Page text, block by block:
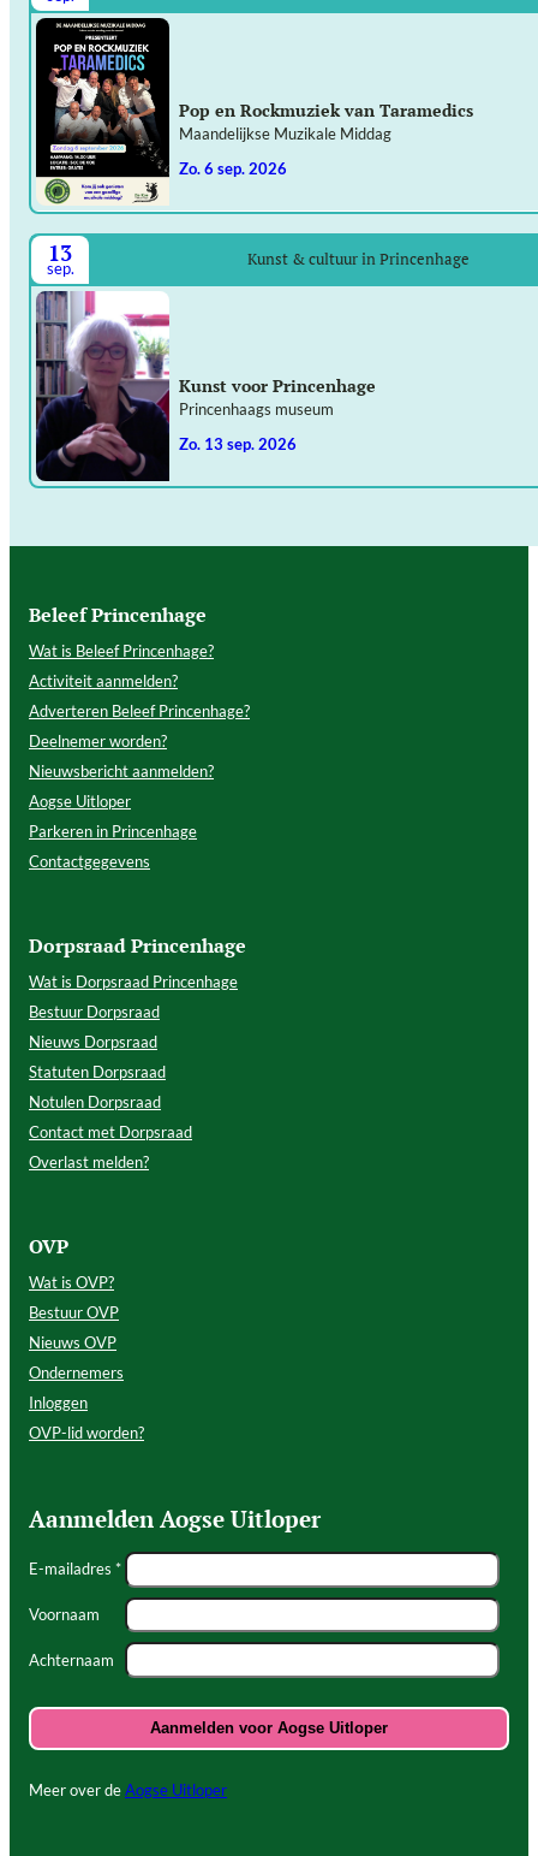
Pop en Rockmuziek van Taramedics
Maandelijkse Muzikale Middag
zo. 6 sep. 2026
13
sep. Kunst & cultuur in Princenhage
Kunst voor Princenhage
Princenhaags museum
zo. 13 sep. 2026
Beleef Princenhage
Wat is Beleef Princenhage?
Activiteit aanmelden?
Adverteren Beleef Princenhage?
Deelnemer worden?
Nieuwsbericht aanmelden?
Aogse Uitloper
Parkeren in Princenhage
Contactgegevens
Dorpsraad Princenhage
Wat is Dorpsraad Princenhage
Bestuur Dorpsraad
Nieuws Dorpsraad
Statuten Dorpsraad
Notulen Dorpsraad
Contact met Dorpsraad
Overlast melden?
OVP
Wat is OVP?
Bestuur OVP
Nieuws OVP
Ondernemers
Inloggen
OVP-lid worden?
Aanmelden Aogse Uitloper
E-mailadres *
Voornaam
Achternaam
Meer over deAogse Uitloper